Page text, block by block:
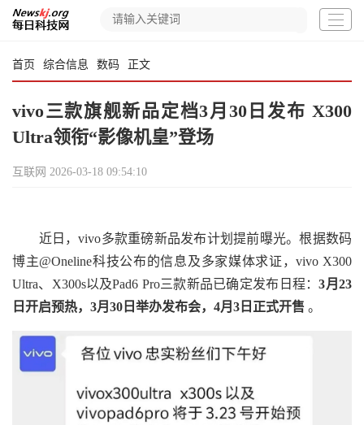
首页 综合信息 数码 正文
vivo三款旗舰新品定档3月30日发布 X300
Ultra领衔“影像机皇”登场
互联网 2026-03-18 09:54:10
近日，vivo多款重磅新品发布计划提前曝光。根据数码
博主@Oneline科技公布的信息及多家媒体求证，vivo X300
Ultra、X300s以及Pad6 Pro三款新品已确定发布日程：3月23
日开启预热，3月30日举办发布会，4月3日正式开售 。